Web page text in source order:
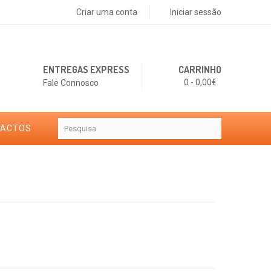
Criar uma conta Iniciar sessão
CARRINHO
0 - 0,00€
ENTREGAS EXPRESS
Fale Connosco